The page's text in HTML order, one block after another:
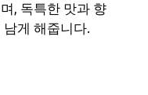
, 독특한 맛과 향
게 해줍니다.